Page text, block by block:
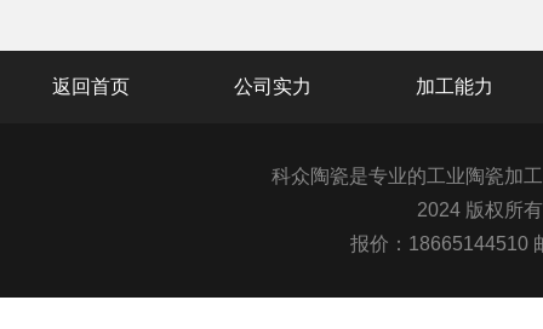
返回首页 公司实力 加工能力
科众陶瓷是专业的工业陶瓷加
2024 版权所
报价：18665144510